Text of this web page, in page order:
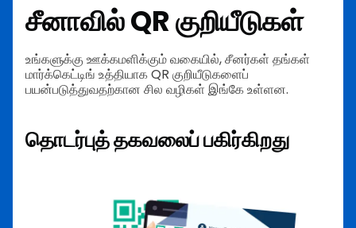
சீனாவில் QR குறியீடுகள்
உங்களுக்கு ஊக்கமளிக்கும் வகையில், சீனர்கள் தங்கள்
மார்க்கெட்டிங் உத்தியாக QR குறியீடுகளைப்
பயன்படுத்துவதற்கான சில வழிகள் இங்கே உள்ளன.
தொடர்புத் தகவலைப் பகிர்கிறது